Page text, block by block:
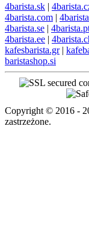
4barista.sk |
4barista.com |
4barista.se |
4barista.ee |
kafesbarista.gr|
baristashop.si
Copyright © 2016 -
zastrzeżone.